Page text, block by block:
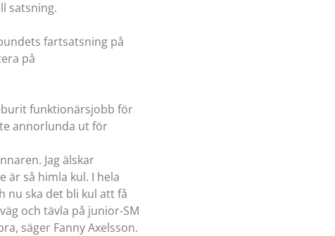
satsning.
fartsatsning på
på
funktionärsjobb för
annorlunda ut för
Jag älskar
är så himla kul. I hela
nu ska det bli kul att få
och tävla på junior-SM
säger Fanny Axelsson.